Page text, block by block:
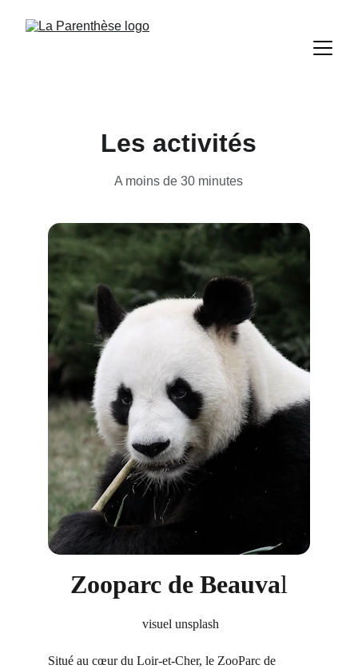
Les activités
A moins de 30 minutes
Zooparc de Beauval
Situé au cœur du Loir-et-Cher, le ZooParc de
visuel unsplash